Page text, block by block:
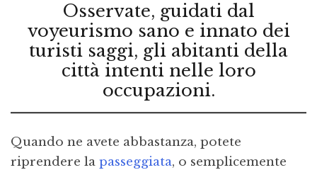
Osservate, guidati dal
voyeurismo sano e innato dei
turisti saggi, gli abitanti della
città intenti nelle loro
occupazioni.
Quando ne avete abbastanza, potete
riprendere la passeggiata, o semplicemente